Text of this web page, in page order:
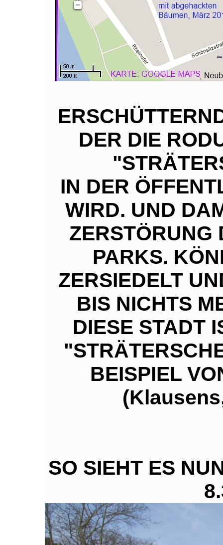
DER DIE
IN DER
WIRD. UND
ZERSTÖRUNG
PARKS.
ZERSIEDELT
BIS NICHTS
DIESE STADT
BEISPIEL
SO SIEHT ES